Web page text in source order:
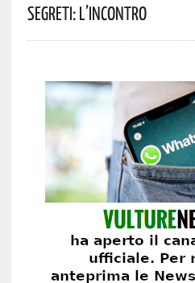
Segreti: L’incontro